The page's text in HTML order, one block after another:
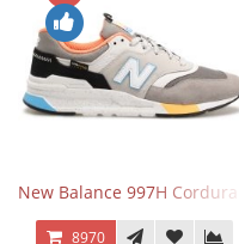
New Balance 997H
8970